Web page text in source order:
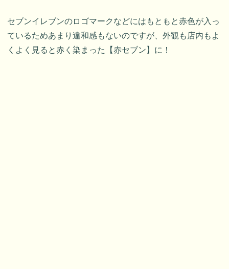
セブンイレブンのロゴマークなどにはもともと赤色が入っ
ているためあまり違和感もないのですが、外観も店内もよ
くよく見ると赤く染まった【赤セブン】に！